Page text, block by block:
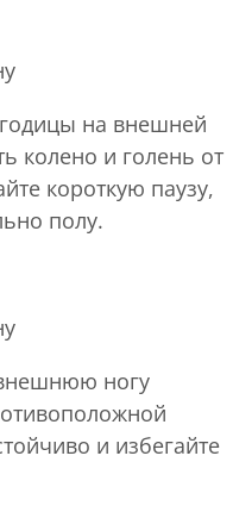
на внешней
колено и голень от
короткую паузу,
полу.
ногу
и избегайте